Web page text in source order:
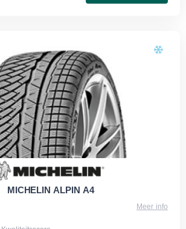
MICHELIN ALPIN A4
Meer info